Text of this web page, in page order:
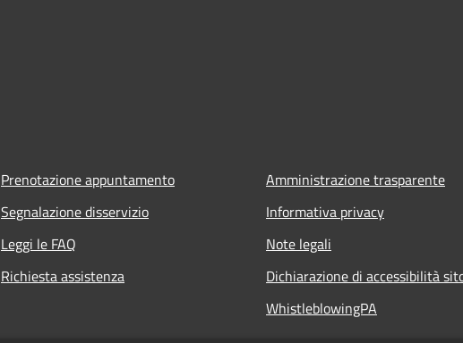
Prenotazione appuntamento
Segnalazione disservizio
Leggi le FAQ
Richiesta assistenza
Amministrazione trasparente
Informativa privacy
Note legali
Dichiarazione di accessibilità
WhistleblowingPA